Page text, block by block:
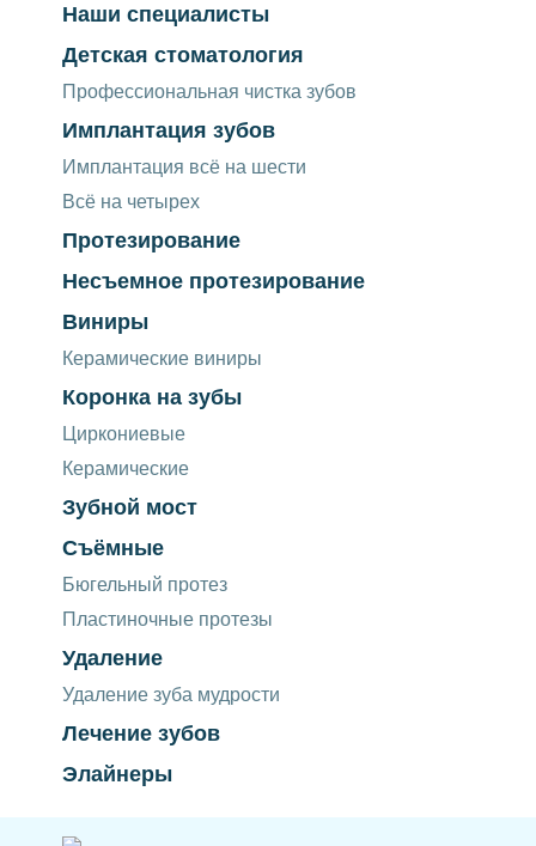
Наши специалисты
Детская стоматология
Профессиональная чистка зубов
Имплантация зубов
Имплантация всё на шести
Всё на четырех
Протезирование
Несъемное протезирование
Виниры
Керамические виниры
Коронка на зубы
Циркониевые
Керамические
Зубной мост
Съёмные
Бюгельный протез
Пластиночные протезы
Удаление
Удаление зуба мудрости
Лечение зубов
Элайнеры